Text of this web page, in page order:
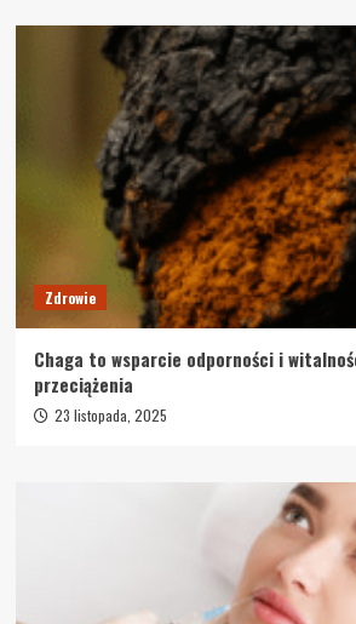
Zdrowie
Chaga to wsparcie odporności i
przeciążenia
23 listopada, 2025